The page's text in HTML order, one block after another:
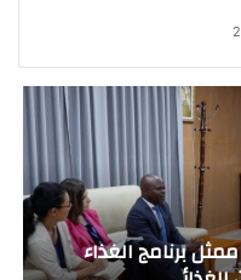
برنامج الغذاء